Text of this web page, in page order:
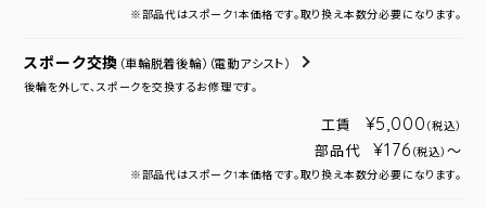
※部品代はスポーク1本価格です。取り換え本数分必要になります。
スポーク交換 （車輪脱着後輪） （電動アシスト）
後輪を外して、スポークを交換するお修理です。
工賃 ¥5,000 （税込）
部品代 ¥176 （税込） ～
※部品代はスポーク1本価格です。取り換え本数分必要になります。